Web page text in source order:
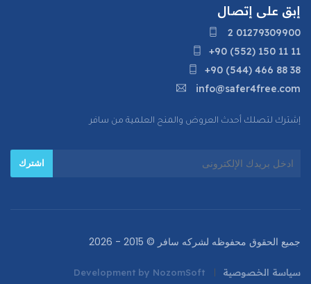
إبق على إتصال
2 01279309900
+90 (552) 150 11 11
+90 (544) 466 88 38
info@safer4free.com
إشترك لتصلك أحدث العروض والمنح العلمية من سافر
جميع الحقوق محفوظه لشركه سافر © 2015 - 2026
سياسة الخصوصية Development by NozomSoft